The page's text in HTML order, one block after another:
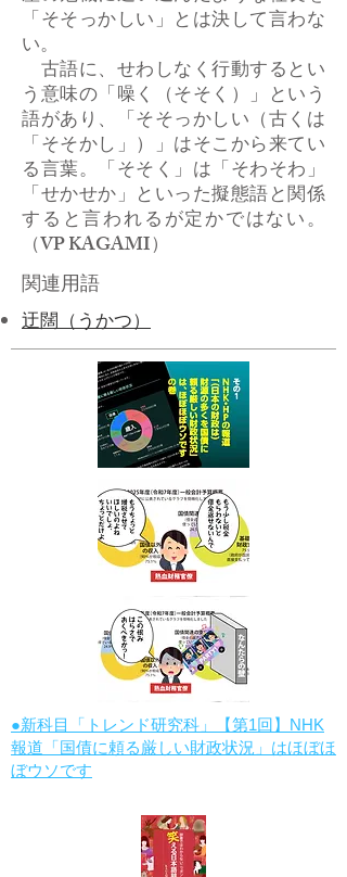
「そそっかしい」とは決して言わな
い。
古語に、せわしなく行動するとい
う意味の「噪く（そそく）」という
語があり、「そそっかしい（古くは
「そそかし」）」はそこから来てい
る言葉。「そそく」は「そわそわ」
「せかせか」といった擬態語と関係
すると言われるが定かではない。
（VP KAGAMI）
関連用語
迂闊（うかつ）
●新科目「トレンド研究科」【第1回】NHK
報道「国債に頼る厳しい財政状況」はほぼほ
ぼウソです